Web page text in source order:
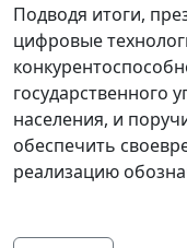
Подводя итоги,
цифровые
государственного
населения, и
обеспечить
реализацию